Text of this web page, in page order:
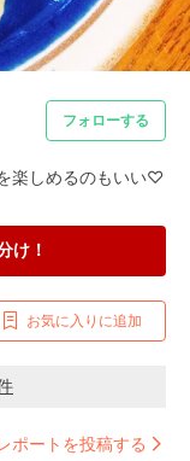
フォローする
楽しめるのもいい♡
け！
お気に入りに追加
ポートを投稿する